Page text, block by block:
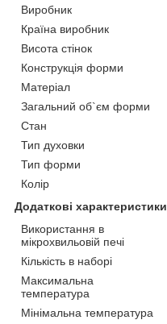
Виробник
Країна виробник
Висота стінок
Конструкція форми
Матеріал
Загальний об`єм форми
Стан
Тип духовки
Тип форми
Колір
Додаткові характеристики
Використання в
мікрохвильовій печі
Кількість в наборі
Максимальна
температура
Мінімальна температура